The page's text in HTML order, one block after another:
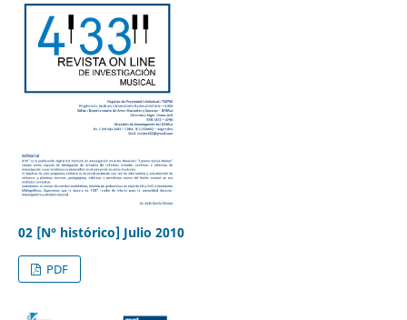
02 [N° histórico] Julio 2010
PDF